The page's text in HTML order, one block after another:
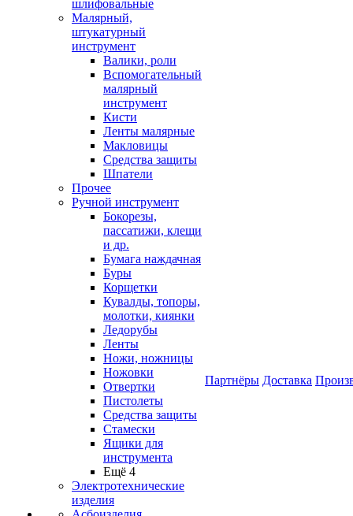
шлифовальные
Малярный,
штукатурный
инструмент
Валики, роли
Вспомогательный
малярный
инструмент
Кисти
Ленты малярные
Макловицы
Средства защиты
Шпатели
Прочее
Ручной инструмент
Бокорезы,
пассатижи, клещи
и др.
Бумага наждачная
Буры
Корщетки
Кувалды, топоры,
молотки, киянки
Ледорубы
Ленты
Ножи, ножницы
Ножовки
Отвертки
Пистолеты
Средства защиты
Стамески
Ящики для
инструмента
Ещё 4
Электротехнические
изделия
Партнёры Доставка